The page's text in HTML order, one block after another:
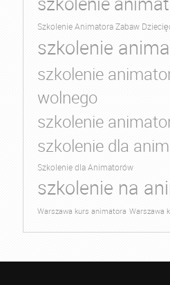
Szkolenie Animatora Zabaw
szkolenie
szkolenie
wolnego
szkolenie
szkolenie dla
Szkolenie dla Animatorów
szkolenie na
Warszawa kurs animatora Warszawa